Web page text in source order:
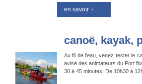
en savoir +
canoë, kayak,
Au fil de l’eau, venez tester le
avisé des animateurs du Port
30 à 45 minutes. De 10h30 à